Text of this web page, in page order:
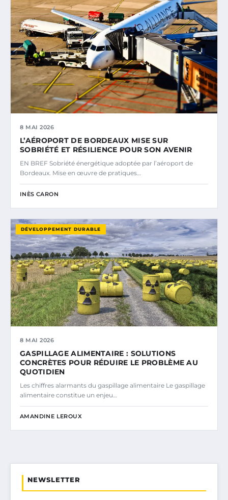
8 MAI 2026
L’AÉROPORT DE BORDEAUX MISE SUR
SOBRIÉTÉ ET RÉSILIENCE POUR SON AVENIR
EN BREF Sobriété énergétique adoptée par l’aéroport de
Bordeaux. Mise en œuvre de pratiques…
INÈS CARON
DÉVELOPPEMENT DURABLE
8 MAI 2026
GASPILLAGE ALIMENTAIRE : SOLUTIONS
CONCRÈTES POUR RÉDUIRE LE PROBLÈME AU
QUOTIDIEN
Les chiffres alarmants du gaspillage alimentaire Le gaspillage
alimentaire constitue un enjeu…
AMANDINE LEROUX
NEWSLETTER